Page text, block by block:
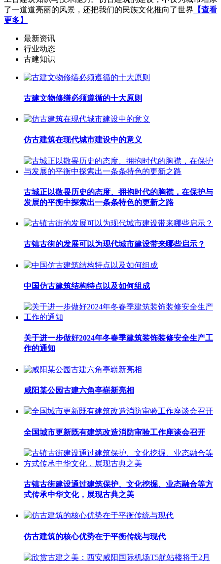
了一道道亮丽的风景，还把我们的民族文化推向了世界 【查看
更多】
最新资讯
行业动态
古建知识
古建文物修缮必须遵循的十大原则
仿古建筑在现代城市建设中的意义
古城正以敬畏历史的态度、拥抱时代的胸襟，在保护与
发展的平衡中探索出一条条特色的更新之路
古镇古街的发展可以为现代城市建设带来哪些启示？
中国仿古建筑结构特点以及如何组成
关于进一步做好2024年冬春季建筑装饰装修安全生产工
作的通知
咸阳某公园古建六角亭崭新亮相
全国城市更新既有建筑改造消防审验工作座谈会召开
古镇古街建设通过建筑保护、文化挖掘、业态融合等方
式传承中华文化，展现古典之美
仿古建筑的核心优势在于平衡传统与现代